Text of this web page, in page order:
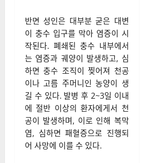
어린이 충수염의 경우 감기나
장염을 유발하는 세균 감염 후
발생하는 경우가 많다. 세균이
분비하는 독성 물질이 림프 조
직을 부풀게 하여 충수 외부를
압박, 폐쇄를 유발하는 것이다.
반면 성인은 대부분 굳은 대변
이 충수 입구를 막아 염증이 시
작된다. 폐쇄된 충수 내부에서